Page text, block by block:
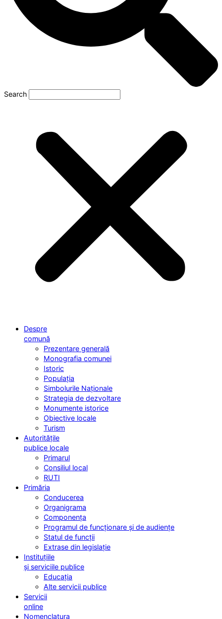
Search
Despre
comună
Prezentare generală
Monografia comunei
Istoric
Populația
Simbolurile Naționale
Strategia de dezvoltare
Monumente istorice
Obiective locale
Turism
Autoritățile
publice locale
Primarul
Consiliul local
RUTI
Primăria
Conducerea
Organigrama
Componența
Programul de funcționare și de audiențe
Statul de funcții
Extrase din legislație
Instituțiile
și serviciile publice
Educația
Alte servicii publice
Servicii
online
Nomenclatura